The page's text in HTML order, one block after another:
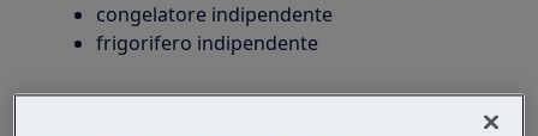
congelatore indipendente
frigorifero indipendente
Soluzione